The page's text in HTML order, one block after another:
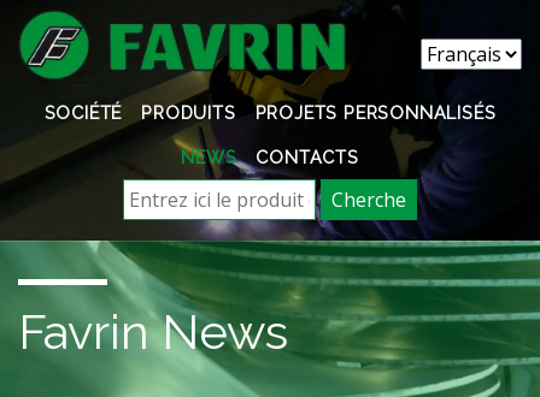
SOCIÉTÉ PRODUITS PROJETS PERSONNALISÉS
NEWS CONTACTS
Cherche
Favrin News